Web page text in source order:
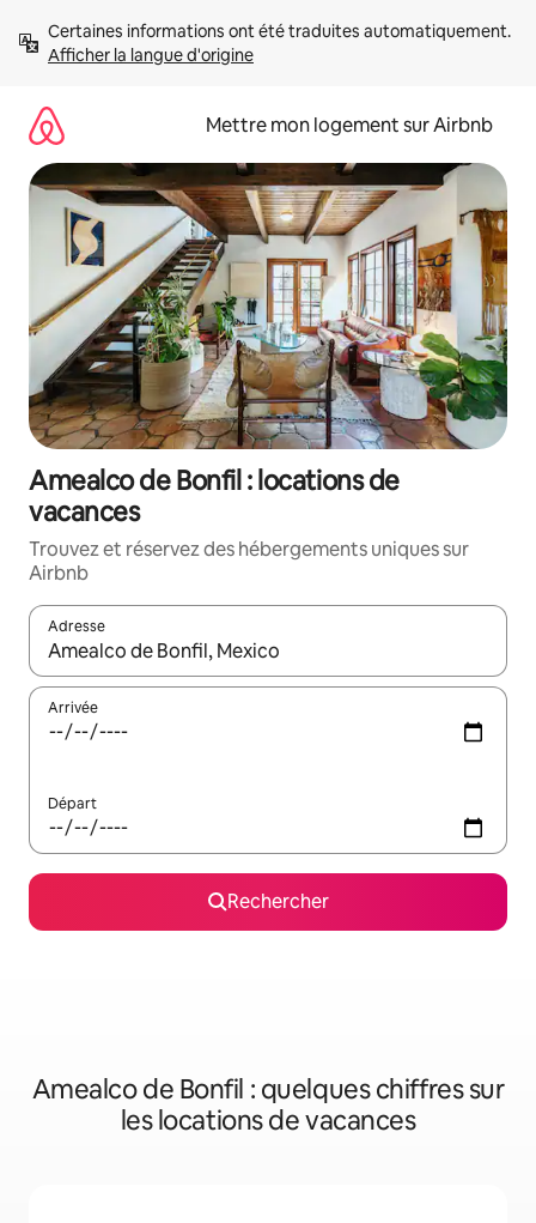
directement
Afficher la langue d'origine
Mettre mon logement sur Airbnb
Amealco de Bonfil : locations de
vacances
Trouvez et réservez des hébergements uniques sur
Airbnb
Adresse
Lorsque les résultats s'affichent, utilisez les flèches vers le
Arrivée
Départ
Rechercher
Amealco de Bonfil : quelques chiffres sur
les locations de vacances